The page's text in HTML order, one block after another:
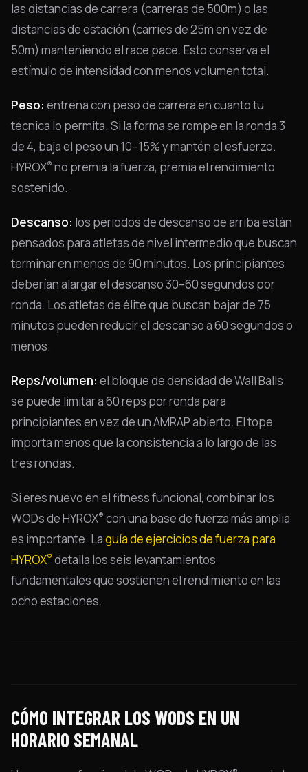
las distancias de carrera (carreras de 500m) o las
distancias de estación (carries de 25m en vez de
50m) manteniendo el race pace. Esto conserva el
estímulo de intensidad con menos volumen total.
Peso: entrena con peso de carrera en cuanto tu
técnica lo permita. Si la forma se rompe en la ronda 3
de 4, baja el peso un 10–15% y mantén el esfuerzo.
HYROX® no premia la fuerza, premia el rendimiento
sostenido.
Descanso: los periodos de descanso de arriba están
pensados para atletas de nivel intermedio que buscan
terminar en menos de 90 minutos. Los principiantes
deberían alargar el descanso 30–60 segundos por
ronda. Los atletas de élite que buscan bajar de 75
minutos pueden reducir el descanso a 60 segundos o
menos.
Reps/volumen: el bloque de densidad de Wall Balls
se puede limitar a 60 reps por ronda para
principiantes en vez de un AMRAP abierto. El tope
importa menos que la consistencia a lo largo de las
tres rondas.
Si eres nuevo en el fitness funcional, combinar los
WODs de HYROX® con una base de fuerza más amplia
es importante. Laguía de ejercicios de fuerza para
HYROX® detalla los seis levantamientos
fundamentales que sostienen el rendimiento en las
ocho estaciones.
CÓMO INTEGRAR LOS WODS EN UN
HORARIO SEMANAL